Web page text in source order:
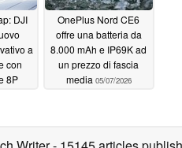
DJI
a
con
8P
OnePlus Nord CE6
offre una batteria da
8.000 mAh e IP69K ad
un prezzo di fascia
media 05/07/2026